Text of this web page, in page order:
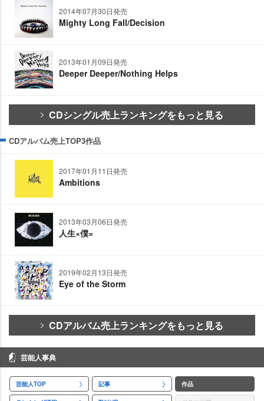
2014年07月30日発売
Mighty Long Fall/Decision
2013年01月09日発売
Deeper Deeper/Nothing Helps
CDシングル売上ランキングをもっと見る
CDアルバム売上TOP3作品
2017年01月11日発売
Ambitions
2013年03月06日発売
人生×僕=
2019年02月13日発売
Eye of the Storm
CDアルバム売上ランキングをもっと見る
芸能人事典
芸能人TOP 記事 作品